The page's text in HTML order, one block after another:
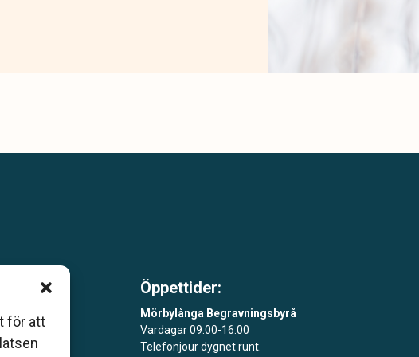
för att
Öppettider:
Mörbylånga Begravningsbyrå
Vardagar 09.00-16.00
Telefonjour dygnet runt.